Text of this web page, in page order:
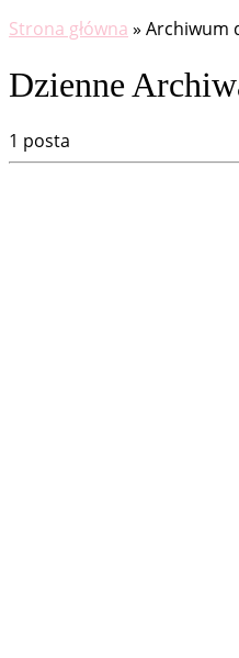
Strona główna » Archiwum
Dzienne
1 posta